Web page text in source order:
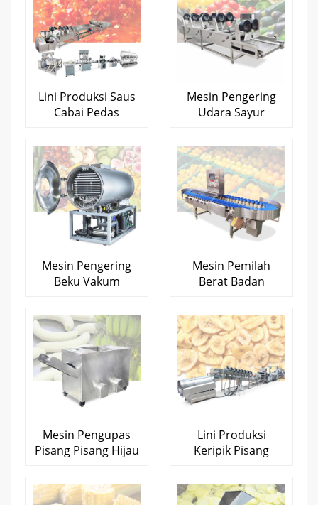
Lini Produksi Saus
Cabai Pedas
Mesin Pengering
Udara Sayur
Mesin Pengering
Beku Vakum
Mesin Pemilah
Berat Badan
Mesin Pengupas
Pisang Pisang Hijau
Lini Produksi
Keripik Pisang